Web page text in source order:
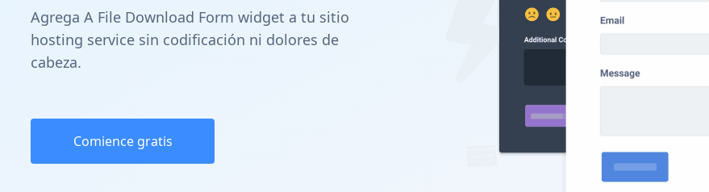
Agrega A File Download Form widget a tu sitio
hosting service sin codificación ni dolores de
cabeza.
Comience gratis